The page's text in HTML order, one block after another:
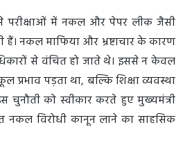
परीक्षाओं में नकल और पेपर लीक जैसी
नकल माफिया और भ्रष्टाचार के कारण
से वंचित हो जाते थे। इससे न केवल
प्रभाव पड़ता था, बल्कि शिक्षा व्यवस्था
चुनौती को स्वीकार करते हुए मुख्यमंत्री
नकल विरोधी कानून लाने का साहसिक